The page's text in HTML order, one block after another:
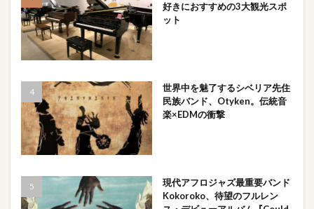
好きにおすすめの3大観光スポ
ット
世界中を魅了するシベリア先住
民族バンド、Otyken。伝統音
楽×EDMの衝撃
現代アフロジャズ最重要バンド
Kokoroko、待望のフルレン